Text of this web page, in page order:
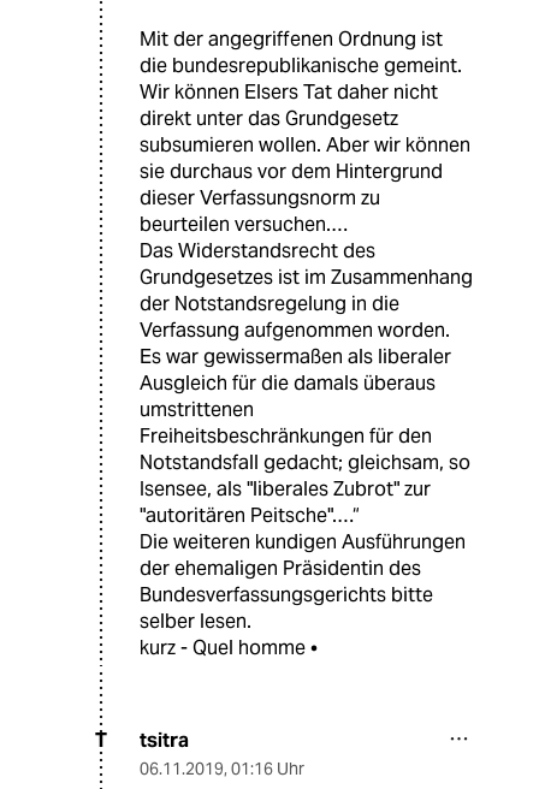
Mit der angegriffenen Ordnung ist
die bundesrepublikanische gemeint.
Wir können Elsers Tat daher nicht
direkt unter das Grundgesetz
subsumieren wollen. Aber wir können
sie durchaus vor dem Hintergrund
dieser Verfassungsnorm zu
beurteilen versuchen.…
Das Widerstandsrecht des
Grundgesetzes ist im Zusammenhang
der Notstandsregelung in die
Verfassung aufgenommen worden.
Es war gewissermaßen als liberaler
Ausgleich für die damals überaus
umstrittenen
Freiheitsbeschränkungen für den
Notstandsfall gedacht; gleichsam, so
Isensee, als "liberales Zubrot" zur
"autoritären Peitsche".…“
Die weiteren kundigen Ausführungen
der ehemaligen Präsidentin des
Bundesverfassungsgerichts bitte
selber lesen.
kurz - Quel homme •
T tsitra
06.11.2019, 01:16 Uhr